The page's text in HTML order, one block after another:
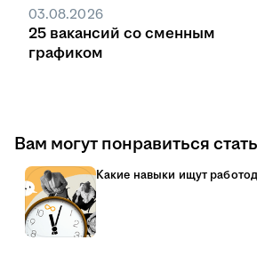
03.08.2026
25 вакансий со сменным
графиком
Вам могут понравиться
Какие навыки ищут